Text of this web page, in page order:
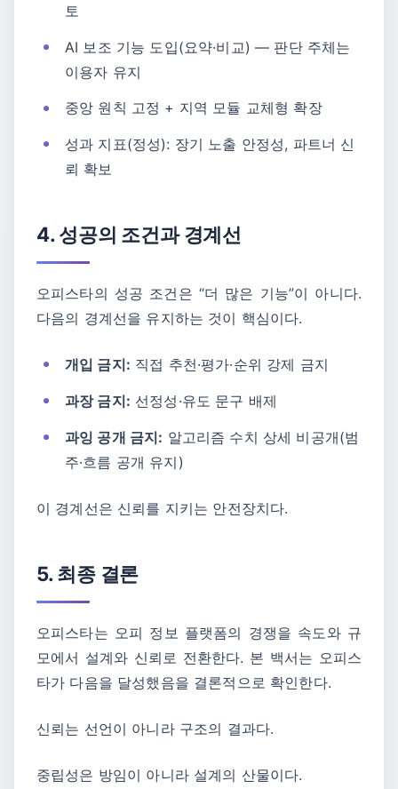
토
AI 보조 기능 도입(요약·비교) — 판단 주체는
이용자 유지
중앙 원칙 고정 + 지역 모듈 교체형 확장
성과 지표(정성): 장기 노출 안정성, 파트너 신
뢰 확보
4. 성공의 조건과 경계선
오피스타의 성공 조건은 “더 많은 기능”이 아니다.
다음의 경계선을 유지하는 것이 핵심이다.
개입 금지: 직접 추천·평가·순위 강제 금지
과장 금지: 선정성·유도 문구 배제
과잉 공개 금지: 알고리즘 수치 상세 비공개(범
주·흐름 공개 유지)
이 경계선은 신뢰를 지키는 안전장치다.
5. 최종 결론
오피스타는 오피 정보 플랫폼의 경쟁을 속도와 규
모에서 설계와 신뢰로 전환한다. 본 백서는 오피스
타가 다음을 달성했음을 결론적으로 확인한다.
신뢰는 선언이 아니라 구조의 결과다.
중립성은 방임이 아니라 설계의 산물이다.